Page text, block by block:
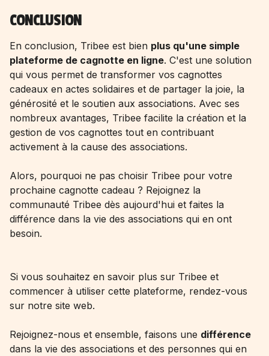
CONCLUSION
En conclusion, Tribee est bien plus qu'une simple
plateforme de cagnotte en ligne. C'est une solution
qui vous permet de transformer vos cagnottes
cadeaux en actes solidaires et de partager la joie, la
générosité et le soutien aux associations. Avec ses
nombreux avantages, Tribee facilite la création et la
gestion de vos cagnottes tout en contribuant
activement à la cause des associations.
Alors, pourquoi ne pas choisir Tribee pour votre
prochaine cagnotte cadeau ? Rejoignez la
communauté Tribee dès aujourd'hui et faites la
différence dans la vie des associations qui en ont
besoin.
Si vous souhaitez en savoir plus sur Tribee et
commencer à utiliser cette plateforme, rendez-vous
sur notre site web.
Rejoignez-nous et ensemble, faisons une différence
dans la vie des associations et des personnes qui en